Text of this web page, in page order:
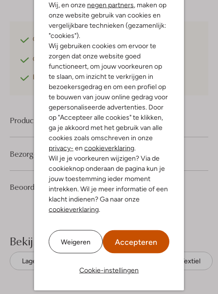
Wij, en onze negen partners, maken op
onze website gebruik van cookies en
vergelijkbare technieken (gezamenlijk:
"cookies").
Wij gebruiken cookies om ervoor te
zorgen dat onze website goed
functioneert, om jouw voorkeuren op
te slaan, om inzicht te verkrijgen in
bezoekersgedrag en om een profiel op
te bouwen van jouw online gedrag voor
gepersonaliseerde advertenties. Door
op "Accepteer alle cookies" te klikken,
ga je akkoord met het gebruik van alle
cookies zoals omschreven in onze
privacy- en cookieverklaring.
Wil je je voorkeuren wijzigen? Via de
cookieknop onderaan de pagina kun je
jouw toestemming ieder moment
intrekken. Wil je meer informatie of een
klacht indienen? Ga naar onze
cookieverklaring.
Weigeren Accepteren
Cookie-instellingen
Gratis verzending
Gratis retournerenbinnen 30 dagen*
Betaal achterafmet Klarna
Product informatie
Beoordelingen (2) 5/5
2
5
Sterren
Bezorgen & retourneren
Bekijk meer
Lage sneakers Textiel